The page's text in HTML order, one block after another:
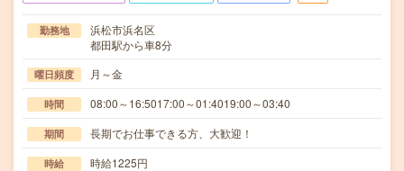
勤務地
浜松市浜名区
都田駅から車8分
曜日頻度 月～金
時間 08:00～16:5017:00～01:4019:00～03:40
期間 長期でお仕事できる方、大歓迎！
時給 時給1225円